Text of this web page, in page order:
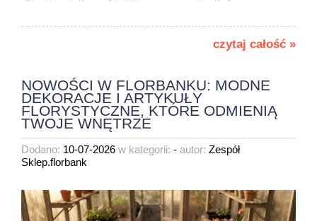
czytaj całość »
NOWOŚCI W FLORBANKU: MODNE
DEKORACJE I ARTYKUŁY
FLORYSTYCZNE, KTÓRE ODMIENIĄ
TWOJE WNĘTRZE
Dodano: 10-07-2026 w kategorii: - autor: Zespół
Sklep.florbank